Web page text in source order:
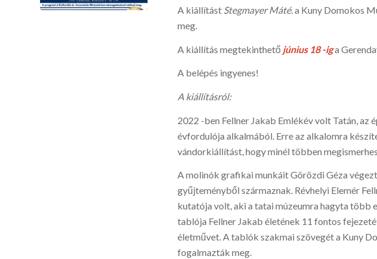
A kiállítást Stegmayer Máté.a Kuny Domokos
meg.
A kiállítás megtekinthető június 18 -iga
A belépés ingyenes!
A kiállításról:
2022 -ben Fellner Jakab Emlékév volt Tatán, az
évfordulója alkalmából. Erre az alkalomra
vándorkiállítást, hogy minél többen
A molinók grafikai munkáit Görözdi Géza
gyűjteményből származnak. Révhelyi Elemér
kutatója volt, aki a tatai múzeumra hagyta több
tablója Fellner Jakab életének 11 fontos
életművet. A tablók szakmai szövegét a Kuny
fogalmazták meg.